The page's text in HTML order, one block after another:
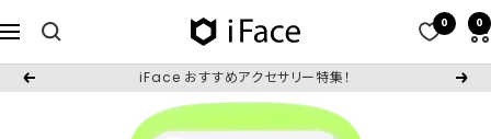
ン
ナ
ビ
ゲ
iFace
日
本
0 0
戻
iFace おすすめアクセサリー特集！
次